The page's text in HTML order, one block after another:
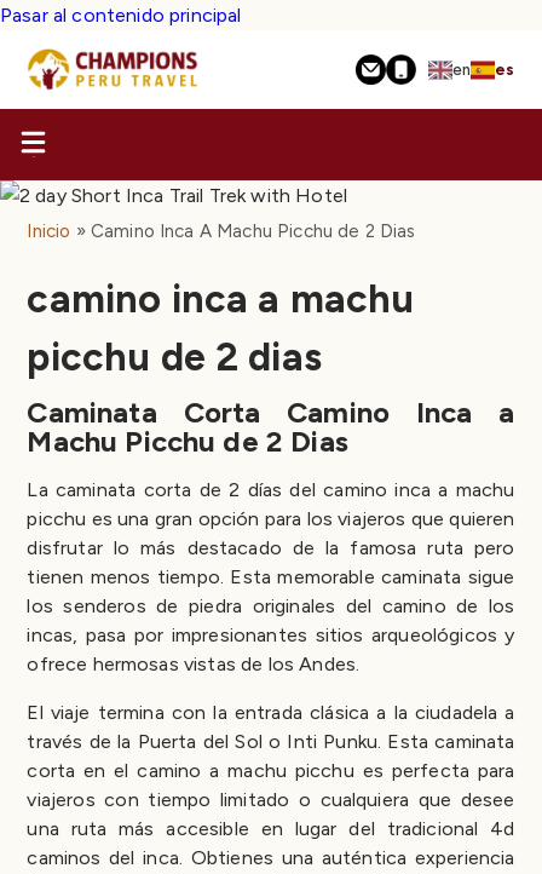
Pasar al contenido principal
en es
Inicio Camino Inca A Machu Picchu​ de 2 Dias
camino inca a machu
picchu​ de 2 dias
Caminata Corta Camino Inca a
Machu Picchu de 2 Dias
La caminata corta de 2 días del camino inca a machu
picchu es una gran opción para los viajeros que quieren
disfrutar lo más destacado de la famosa ruta pero
tienen menos tiempo. Esta memorable caminata sigue
los senderos de piedra originales del camino de los
incas, pasa por impresionantes sitios arqueológicos y
ofrece hermosas vistas de los Andes.
El viaje termina con la entrada clásica a la ciudadela a
través de la Puerta del Sol o Inti Punku. Esta caminata
corta en el camino a machu picchu es perfecta para
viajeros con tiempo limitado o cualquiera que desee
una ruta más accesible en lugar del tradicional 4d
caminos del inca. Obtienes una auténtica experiencia